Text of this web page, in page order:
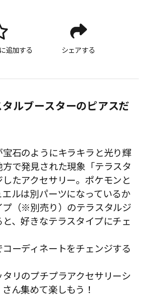
追加する シェアする
ルブースターのピアスだ
石のようにキラキラと光り輝
で発見された現象「テラスタ
たアクセサリー。ポケモンと
ルは別パーツになっているか
プ（※別売り）のテラスタルジ
、好きなテラスタイプにチェ
ーディネートをチェンジする
リのプチプラアクセサリーシ
ん集めて楽しもう！